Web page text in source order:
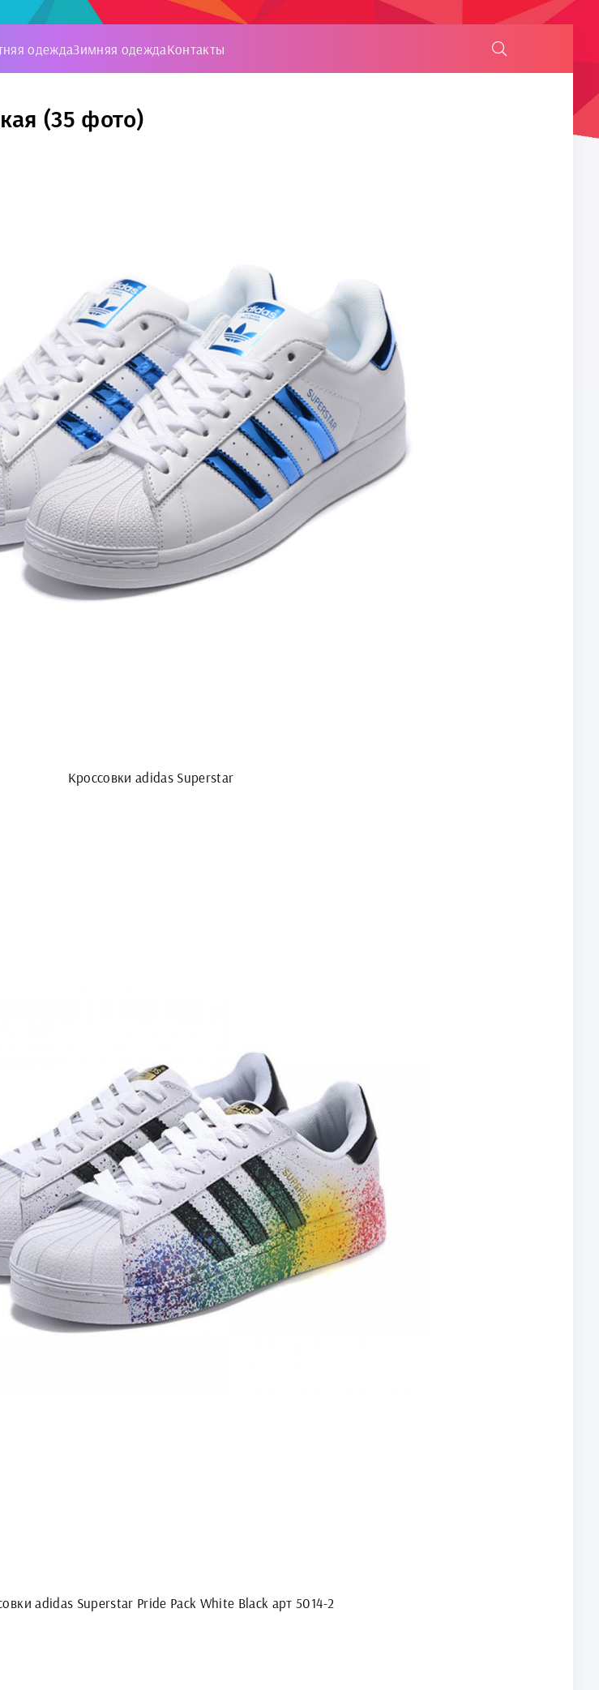
одеждаЗимняя одеждаКонтакты
(35 фото)
Кроссовки adidas Superstar
adidas Superstar Pride Pack White Black арт 5014-2